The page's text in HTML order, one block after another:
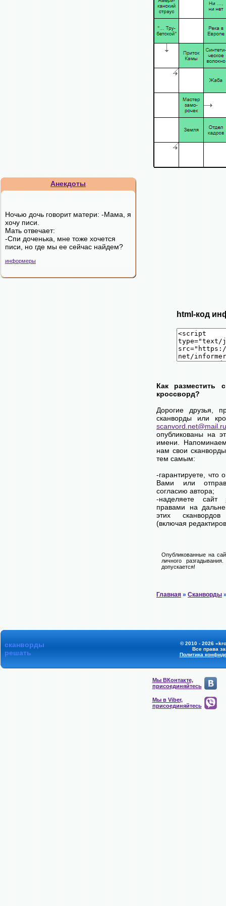
Анекдоты
Ночью дочь говорит матери: -Мама, я
хочу писи.
Мать отвечает:
-Спи доченька, мне тоже хочется
писи, но где мы ее сейчас найдем?
информеры
html-код
Как разместить
кроссворд?
Дорогие друзья,
сканворды или
scanvord.net@mail.ru
опубликованы на
имени.
нам свои
тем самым:
-гарантируете, что
Вами или
согласию автора;
-наделяете сайт
правами на
этих
(включая
Опубликованные на
личного
допускается!
Главная » Сканворды
сканворды
решать
© 2010 - 2026
Все права
Политика
Мы ВКонтакте,
присоединяйтесь
Мы в Viber,
присоединяйтесь